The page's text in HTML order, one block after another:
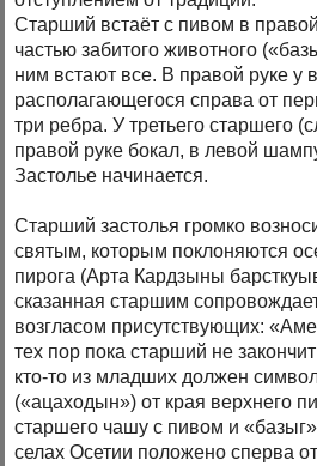
Старший встаёт с пивом в
частью забитого животного
ним встают все. В правой руке у
располагающегося справа от
три ребра. У третьего старшего
правой руке бокал, в левой
Застолье начинается.
Старший застолья громко
святым, которым поклоняются
пирога (Арта Кардзыны
сказанная старшим
возгласом присутствующих:
тех пор пока старший не
кто-то из младших должен
(«ацаходын») от края верхнего
старшего чашу с пивом и
селах Осетии положено сперва